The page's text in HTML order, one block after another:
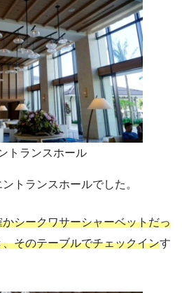
トランスホール
トランスホールでした。
シークワサーシャーベットだっ
そのテーブルでチェックインす